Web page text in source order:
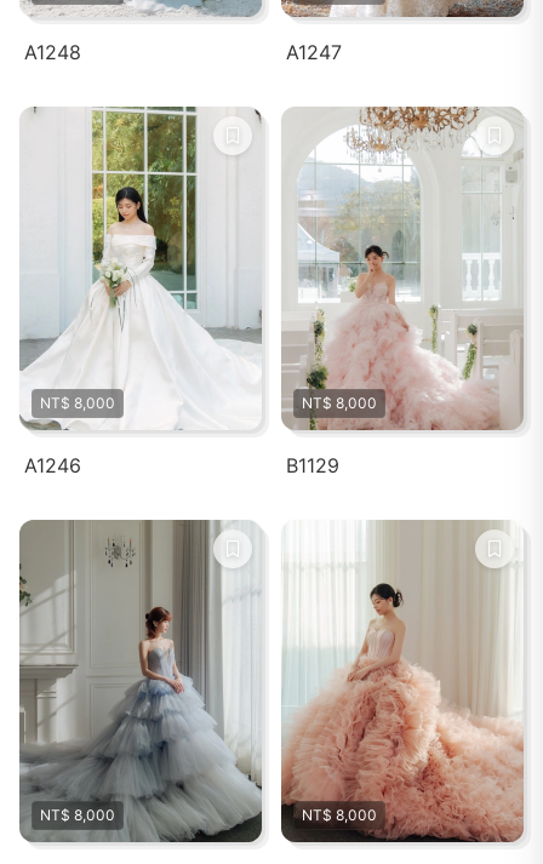
A1248 A1247
NT$ 8,000
A1246
NT$ 8,000
B1129
NT$ 8,000 NT$ 8,000